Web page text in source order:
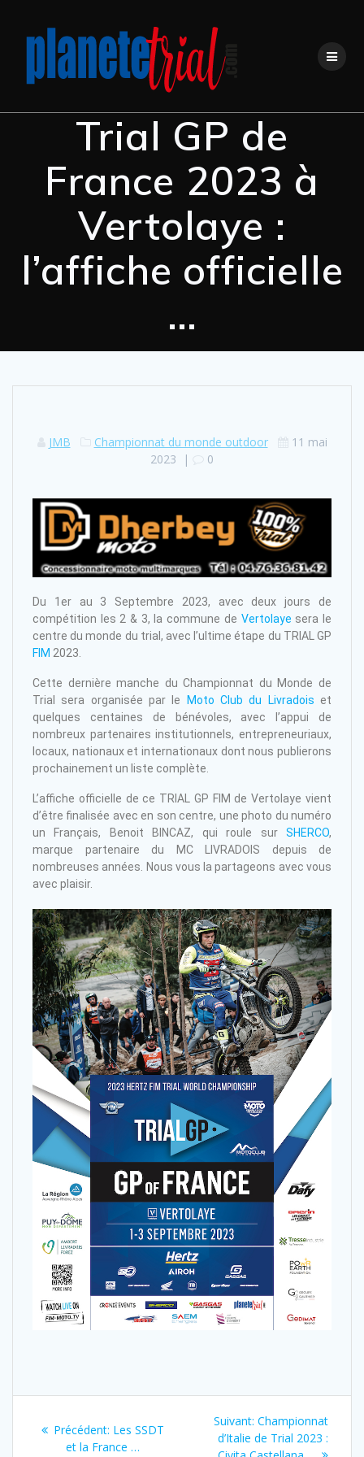
Trial GP de
France 2023 à
Vertolaye :
l’affiche officielle
…
JMB Championnat du monde outdoor
11 mai
2023 | 0
Du 1er au 3 Septembre 2023, avec deux jours de
compétition les 2 & 3, la commune de Vertolaye sera le
centre du monde du trial, avec l’ultime étape du TRIAL GP
FIM 2023.
Cette dernière manche du Championnat du Monde de
Trial sera organisée par le
Moto Club du Livradois et
quelques centaines de bénévoles, avec l’appui de
nombreux partenaires institutionnels, entrepreneuriaux,
locaux, nationaux et internationaux dont nous publierons
prochainement un liste complète.
L’affiche officielle de ce TRIAL GP FIM de Vertolaye vient
d’être finalisée avec en son centre, une photo du numéro
un Français, Benoit BINCAZ, qui roule sur SHERCO,
marque partenaire du MC LIVRADOIS depuis de
nombreuses années. Nous vous la partageons avec vous
avec plaisir.
Précédent: Les SSDT
et la France …
Suivant: Championnat
d’Italie de Trial 2023 :